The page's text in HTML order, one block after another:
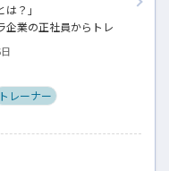
？」
企業の正社員からトレ
ソナルジムオーナーへ
ジム「ギフト」代表
い！とお悩みの方、
トレーナー